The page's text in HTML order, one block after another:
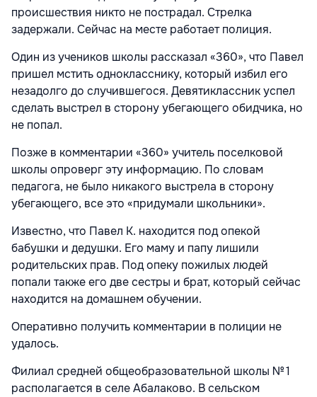
происшествия никто не пострадал. Стрелка
задержали. Сейчас на месте работает полиция.
Один из учеников школы рассказал «360», что Павел
пришел мстить однокласснику, который избил его
незадолго до случившегося. Девятиклассник успел
сделать выстрел в сторону убегающего обидчика, но
не попал.
Позже в комментарии «360» учитель поселковой
школы опроверг эту информацию. По словам
педагога, не было никакого выстрела в сторону
убегающего, все это «придумали школьники».
Известно, что Павел К. находится под опекой
бабушки и дедушки. Его маму и папу лишили
родительских прав. Под опеку пожилых людей
попали также его две сестры и брат, который сейчас
находится на домашнем обучении.
Оперативно получить комментарии в полиции не
удалось.
Филиал средней общеобразовательной школы № 1
располагается в селе Абалаково. В сельском